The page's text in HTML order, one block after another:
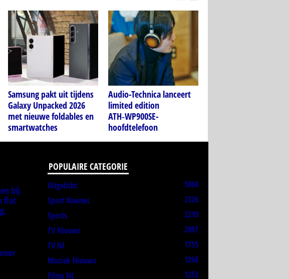
Samsung pakt uit tijdens
Galaxy Unpacked 2026
met nieuwe foldables en
smartwatches
Audio-Technica lanceert
limited edition
ATH‑WP900SE-
hoofdtelefoon
bij
flat
POPULAIRE CATEGORIE
Uitgelicht
5004
Sport Nieuws
2326
Sports
2210
TV Nieuws
2097
TV NL
1755
Muziek Nieuws
1268
Films NL
1253